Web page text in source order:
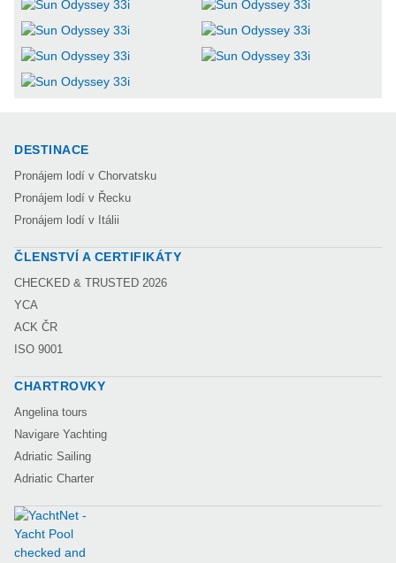
DESTINACE
Pronájem lodí v Chorvatsku
Pronájem lodí v Řecku
Pronájem lodí v Itálii
ČLENSTVÍ A CERTIFIKÁTY
CHECKED & TRUSTED 2026
YCA
ACK ČR
ISO 9001
CHARTROVKY
Angelina tours
Navigare Yachting
Adriatic Sailing
Adriatic Charter